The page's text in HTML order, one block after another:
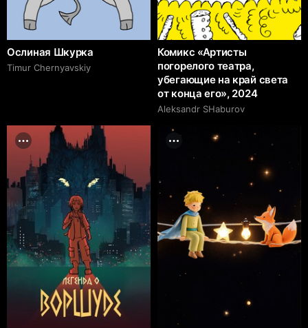
Ослиная Шкурка
Timur Chernyavskiy
Комикс «Артисты
погорелого театра,
убегающие на край света
от конца его», 2024
Аleksandr SHaburov